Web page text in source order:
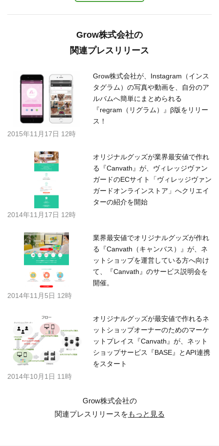
Grow株式会社の
関連プレスリリース
Grow株式会社が、Instagram（インス
タグラム）の写真や動画を、自分のア
ルバムへ簡単にまとめられる
『regram（リグラム）』β版をリリー
ス！
2015年11月17日 12時
オリジナルグッズが業界最安値で作れ
る『Canvath』が、ヴィレッジヴァン
ガードのECサイト「ヴィレッジヴァン
ガードオンラインストア」へクリエイ
ターの紹介を開始
2014年11月17日 12時
業界最安値でオリジナルグッズが作れ
る『Canvath（キャンバス）』が、ネ
ットショップを運営している方へ向け
て、『Canvath』のサービス説明会を
開催。
2014年11月5日 12時
オリジナルグッズが最安値で作れるネ
ットショップオーナーのためのマーケ
ットプレイス『Canvath』が、ネット
ショップサービス『BASE』とAPI連携
をスタート
2014年10月1日 11時
Grow株式会社の
関連プレスリリースをもっと見る